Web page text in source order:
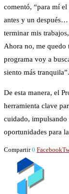
comentó, “para mí
antes y un
terminar mis
Ahora no, me quedo
programa voy a
siento más tranquila”.
De esta manera, el
herramienta clave
cuidado,
oportunidades para
Compartir 0 Facebook